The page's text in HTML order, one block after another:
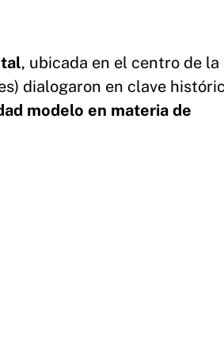
, ubicada en el centro de la
dialogaron en clave
modelo en materia de